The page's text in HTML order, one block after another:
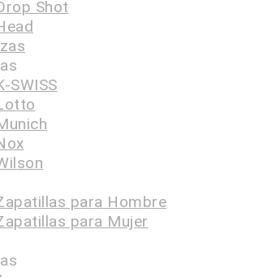
Shot
SWISS
para Hombre
para Mujer